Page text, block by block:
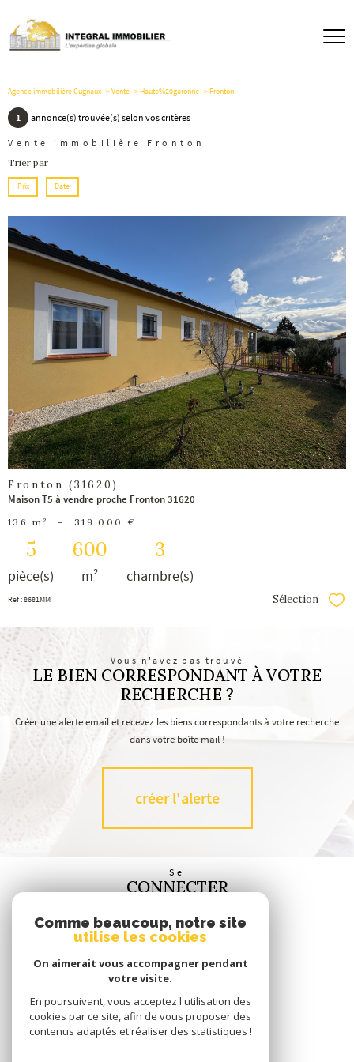
Agence immobilière Cugnaux Vente Haute%20garonne Fronton
1 annonce(s) trouvée(s) selon vos critères
Vente immobilière Fronton
Trier par
Prix Date
voir le
bien
Fronton (31620)
Maison T5 à vendre proche Fronton 31620
136 m² - 319 000 €
5
pièce(s)
600
m²
3
chambre(s)
Réf : 8681MM Sélection
Vous n'avez pas trouvé
LE BIEN CORRESPONDANT À VOTRE
RECHERCHE ?
Créer une alerte email et recevez les biens correspondants à votre recherche
dans votre boîte mail !
créer l'alerte
Se
CONNECTER
espace propriétaire
SUIVRE
Nous
Comme beaucoup, notre site
utilise les cookies
On aimerait vous accompagner pendant
votre visite.
En poursuivant, vous acceptez l'utilisation des
cookies par ce site, afin de vous proposer des
contenus adaptés et réaliser des statistiques !